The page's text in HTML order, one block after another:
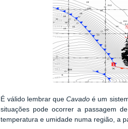
É válido lembrar queCavado é um
situações pode ocorrer a passagem
temperatura e umidade numa região, a